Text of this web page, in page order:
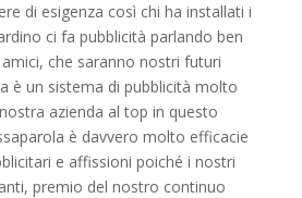
di esigenza così chi ha installati i
ci fa pubblicità parlando ben
che saranno nostri futuri
è un sistema di pubblicità molto
azienda al top in questo
è davvero molto efficacie
e affissioni poiché i nostri
premio del nostro continuo